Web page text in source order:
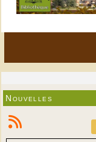
Nouvelles